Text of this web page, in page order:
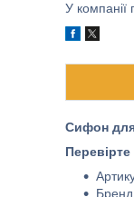
У компанії
Сифон для